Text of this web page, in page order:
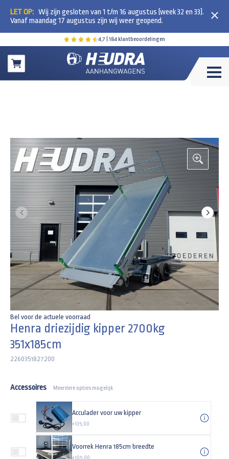
4,7 | 184 klantbeoordelingen
Winkelwagen
LET OP: Wij zijn gesloten van 1 t/m 16 augustus (week 32 en 33).
Vanaf maandag 17 augustus zijn wij weer geopend.
Bel voor de actuele voorraad
Henra driezijdig kipper 2700kg
351x185cm
2260351827200
Accessoires Meerdere opties mogelijk
Acculader voor uw kipper
+135,00
Voorrek Henra 185cm breedte
+105,00